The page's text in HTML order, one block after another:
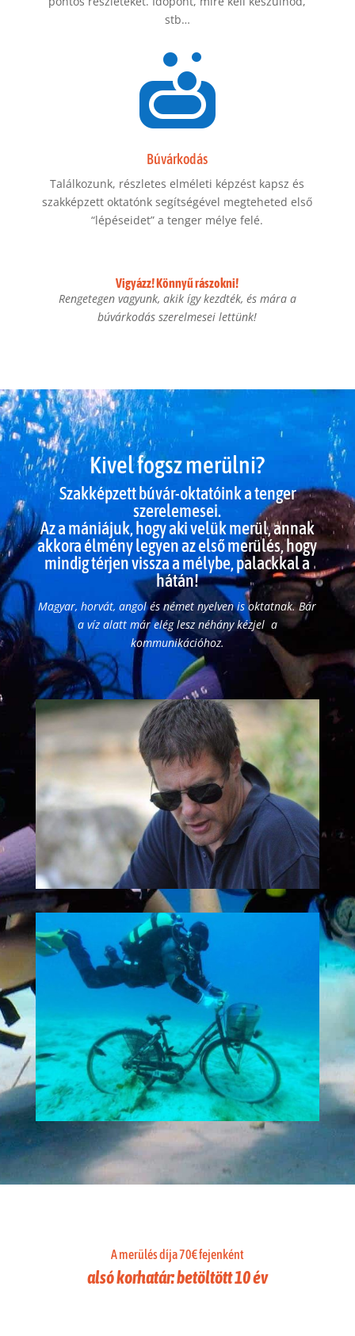
stb…

Búvárkodás
Találkozunk, részletes elméleti képzést kapsz és
szakképzett oktatónk segítségével megteheted első
“lépéseidet” a tenger mélye felé.
Vigyázz! Könnyű rászokni!
Rengetegen vagyunk, akik így kezdték, és mára a
búvárkodás szerelmesei lettünk!
Kivel fogsz merülni?
Szakképzett búvár-oktatóink a tenger
szerelemesei.
Az a mániájuk, hogy aki velük merül, annak
akkora élmény legyen az első merülés, hogy
mindig térjen vissza a mélybe, palackkal a
hátán!
Magyar, horvát, angol és német nyelven is oktatnak. Bár
a víz alatt már elég lesz néhány kézjel a
kommunikációhoz.
A merülés díja 70€ fejenként
alsó korhatár: betöltött 10 év